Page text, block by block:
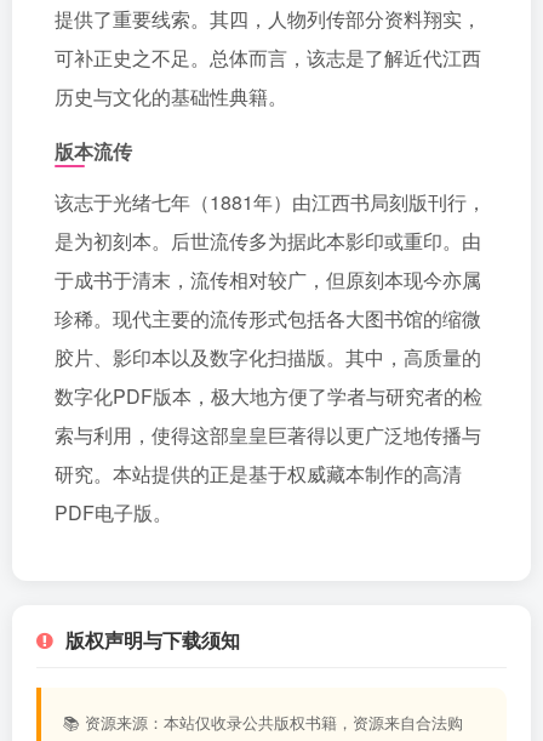
提供了重要线索。其四，人物列传部分资料翔实，
可补正史之不足。总体而言，该志是了解近代江西
历史与文化的基础性典籍。
版本流传
该志于光绪七年（1881年）由江西书局刻版刊行，
是为初刻本。后世流传多为据此本影印或重印。由
于成书于清末，流传相对较广，但原刻本现今亦属
珍稀。现代主要的流传形式包括各大图书馆的缩微
胶片、影印本以及数字化扫描版。其中，高质量的
数字化PDF版本，极大地方便了学者与研究者的检
索与利用，使得这部皇皇巨著得以更广泛地传播与
研究。本站提供的正是基于权威藏本制作的高清
PDF电子版。
版权声明与下载须知
📚 资源来源：本站仅收录公共版权书籍，资源来自合法购